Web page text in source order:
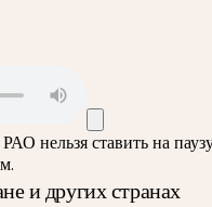
РАО нельзя ставить на
и других странах